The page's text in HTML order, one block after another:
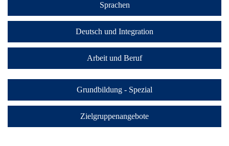
Sprachen
Deutsch und Integration
Arbeit und Beruf
Grundbildung - Spezial
Zielgruppenangebote